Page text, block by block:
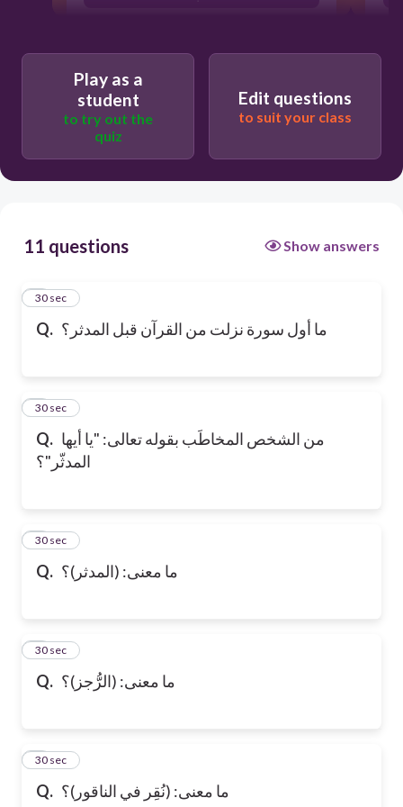
Play as a
student
to try out the
quiz
Edit questions
to suit your class
11 questions Show answers
Q. ما أول سورة نزلت من القرآن قبل المدثر؟
1
30 sec
Q. من الشخص المخاطَب بقوله تعالى: "يا أيها
المدثّر"؟
2
30 sec
Q. ما معنى: (المدثر)؟
3
30 sec
Q. ما معنى: (الرُّجز)؟
4
30 sec
Q. ما معنى: (نُقِر في الناقور)؟
5
30 sec